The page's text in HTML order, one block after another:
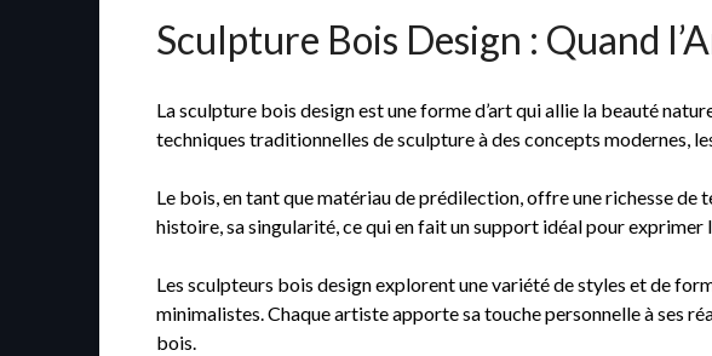
Sculpture Bois Design : Quand
La sculpture bois design est une forme d’art qui allie la beauté
techniques traditionnelles de sculpture à des concepts modernes,
Le bois, en tant que matériau de prédilection, offre une richesse de
histoire, sa singularité, ce qui en fait un support idéal pour
Les sculpteurs bois design explorent une variété de styles et de
minimalistes. Chaque artiste apporte sa touche personnelle à ses
bois.